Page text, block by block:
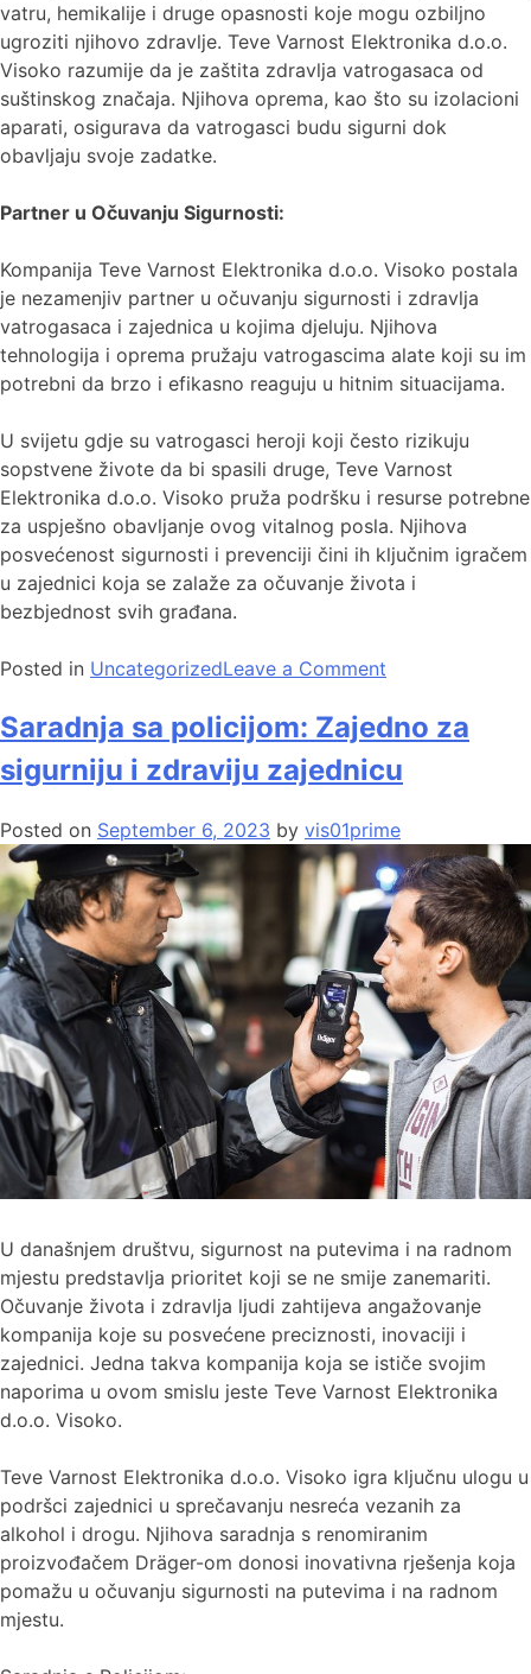
vatru, hemikalije i druge opasnosti koje mogu ozbiljno
ugroziti njihovo zdravlje. Teve Varnost Elektronika d.o.o.
Visoko razumije da je zaštita zdravlja vatrogasaca od
suštinskog značaja. Njihova oprema, kao što su izolacioni
aparati, osigurava da vatrogasci budu sigurni dok
obavljaju svoje zadatke.
Partner u Očuvanju Sigurnosti:
Kompanija Teve Varnost Elektronika d.o.o. Visoko postala
je nezamenjiv partner u očuvanju sigurnosti i zdravlja
vatrogasaca i zajednica u kojima djeluju. Njihova
tehnologija i oprema pružaju vatrogascima alate koji su im
potrebni da brzo i efikasno reaguju u hitnim situacijama.
U svijetu gdje su vatrogasci heroji koji često rizikuju
sopstvene živote da bi spasili druge, Teve Varnost
Elektronika d.o.o. Visoko pruža podršku i resurse potrebne
za uspješno obavljanje ovog vitalnog posla. Njihova
posvećenost sigurnosti i prevenciji čini ih ključnim igračem
u zajednici koja se zalaže za očuvanje života i
bezbjednost svih građana.
Posted in UncategorizedLeave a Comment
Saradnja sa policijom: Zajedno za
sigurniju i zdraviju zajednicu
Posted on September 6, 2023 by vis01prime
U današnjem društvu, sigurnost na putevima i na radnom
mjestu predstavlja prioritet koji se ne smije zanemariti.
Očuvanje života i zdravlja ljudi zahtijeva angažovanje
kompanija koje su posvećene preciznosti, inovaciji i
zajednici. Jedna takva kompanija koja se ističe svojim
naporima u ovom smislu jeste Teve Varnost Elektronika
d.o.o. Visoko.
Teve Varnost Elektronika d.o.o. Visoko igra ključnu ulogu u
podršci zajednici u sprečavanju nesreća vezanih za
alkohol i drogu. Njihova saradnja s renomiranim
proizvođačem Dräger-om donosi inovativna rješenja koja
pomažu u očuvanju sigurnosti na putevima i na radnom
mjestu.